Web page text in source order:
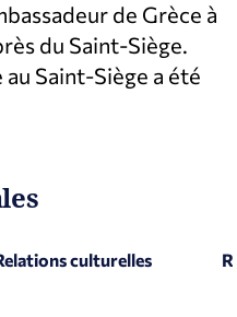
de Grèce à
du Saint-Siège.
au Saint-Siège a été
culturelles